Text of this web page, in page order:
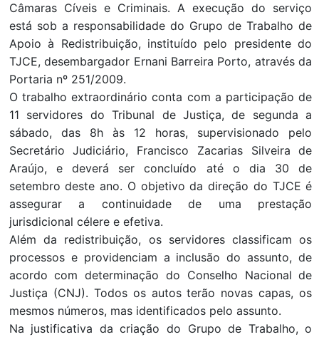
Câmaras Cíveis e Criminais. A execução do serviço
está sob a responsabilidade do Grupo de Trabalho de
Apoio à Redistribuição, instituído pelo presidente do
TJCE, desembargador Ernani Barreira Porto, através da
Portaria nº 251/2009.
O trabalho extraordinário conta com a participação de
11 servidores do Tribunal de Justiça, de segunda a
sábado, das 8h às 12 horas, supervisionado pelo
Secretário Judiciário, Francisco Zacarias Silveira de
Araújo, e deverá ser concluído até o dia 30 de
setembro deste ano. O objetivo da direção do TJCE é
assegurar a continuidade de uma prestação
jurisdicional célere e efetiva.
Além da redistribuição, os servidores classificam os
processos e providenciam a inclusão do assunto, de
acordo com determinação do Conselho Nacional de
Justiça (CNJ). Todos os autos terão novas capas, os
mesmos números, mas identificados pelo assunto.
Na justificativa da criação do Grupo de Trabalho, o